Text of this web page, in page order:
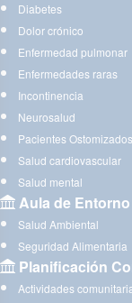
Diabetes
Dolor crónico
Enfermedad pulmonar
Enfermedades raras
Incontinencia
Neurosalud
Pacientes Ostomizados
Salud cardiovascular
Salud mental
Aula de
Salud Ambiental
Seguridad Alimentaria
Planificación
Actividades